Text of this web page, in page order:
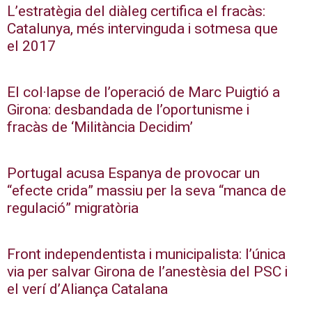
L’estratègia del diàleg certifica el fracàs:
Catalunya, més intervinguda i sotmesa que
el 2017
El col·lapse de l’operació de Marc Puigtió a
Girona: desbandada de l’oportunisme i
fracàs de ‘Militància Decidim’
Portugal acusa Espanya de provocar un
“efecte crida” massiu per la seva “manca de
regulació” migratòria
Front independentista i municipalista: l’única
via per salvar Girona de l’anestèsia del PSC i
el verí d’Aliança Catalana